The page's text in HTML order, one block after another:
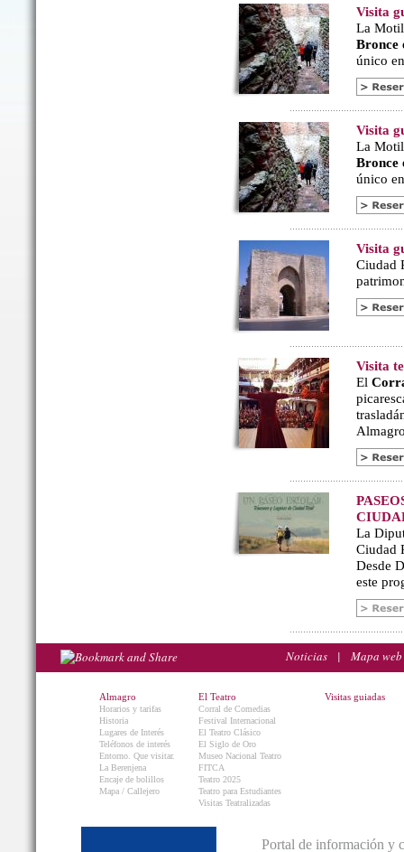
Visita
La
Bronce
único
Visita
La
Bronce
único
Visita
Ciudad
Visita
El
La
Ciudad
Desde
este
Noticias | Mapa web
Almagro
Horarios y tarifas
Historia
Lugares de Interés
Teléfonos de interés
Entorno. Que visitar.
La Berenjena
Encaje de bolillos
Mapa / Callejero
El Teatro
Corral de Comedias
Festival Internacional
El Teatro Clásico
El Siglo de Oro
Museo Nacional Teatro
FITCA
Teatro 2025
Teatro para Estudiantes
Visitas Teatralizadas
Visitas guiadas
Portal de información y